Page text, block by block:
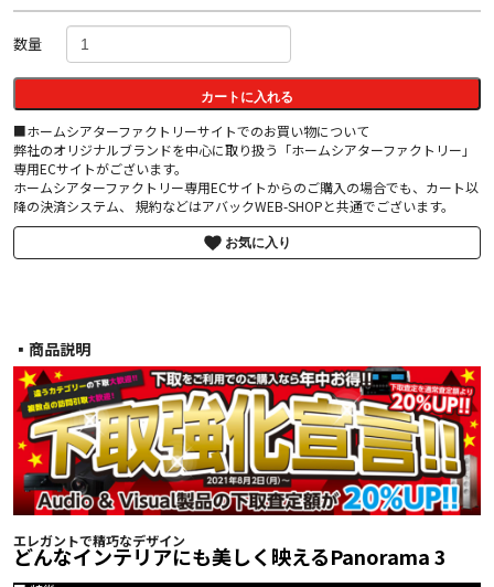
数量
カートに入れる
■ホームシアターファクトリーサイトでのお買い物について
弊社のオリジナルブランドを中心に取り扱う「ホームシアターファクトリー」
専用ECサイトがございます。
ホームシアターファクトリー専用ECサイトからのご購入の場合でも、カート以
降の決済システム、 規約などはアバックWEB-SHOPと共通でございます。
お気に入り
▪︎商品説明
エレガントで精巧なデザイン
どんなインテリアにも美しく映えるPanorama 3